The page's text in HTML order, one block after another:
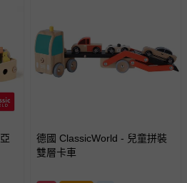
數位內容或一經提供即為完成之線
先同意始提供（例如線上課程、遊
品：
尿布、貼身衣物、泳裝、襪子、地
嬰幼兒包巾與背巾、包屁衣、學習
德國 ClassicWorld - 兒童拼裝
雙層卡車